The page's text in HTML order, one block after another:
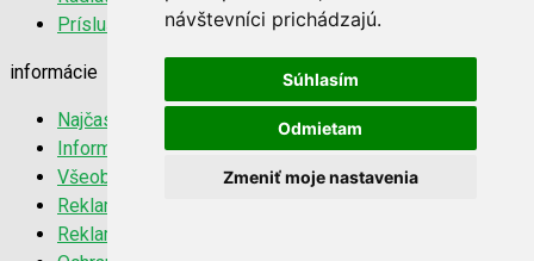
návštevníci prichádzajú.
Súhlasím
Odmietam
Zmeniť moje nastavenia
Príslušenstvo
informácie
Najčastejšie otázky
Informácie o doprave
Všeobecné obchodné podmienky
Reklamačný poriadok
Reklamačný protokol